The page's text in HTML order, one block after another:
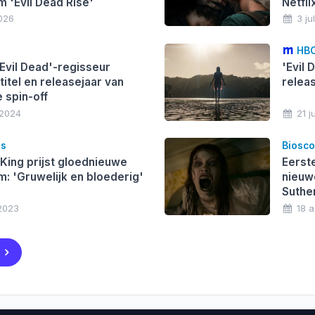
3
Dead'-regisseur
en releasejaar van
spin-off
'Evil
21
prijst gloednieuwe
'Gruwelijk en bloederig'
18